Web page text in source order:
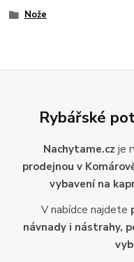
Nože
Rybářské
Nachytame.cz je
prodejnou v
vybavení na
V nabídce najdete
návnady i nástrahy,